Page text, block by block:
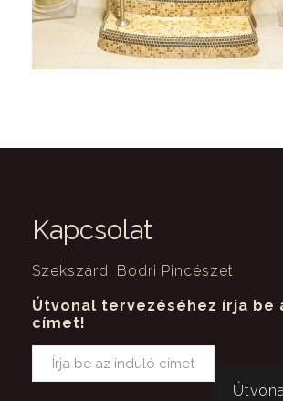
Kapcsolat
Szekszárd, Bodri Pincészet
Útvonal tervezéséhez írja be
címet!